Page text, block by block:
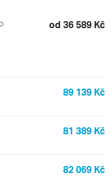
od 36 589 Kč
89 139 Kč
81 389 Kč
82 069 Kč